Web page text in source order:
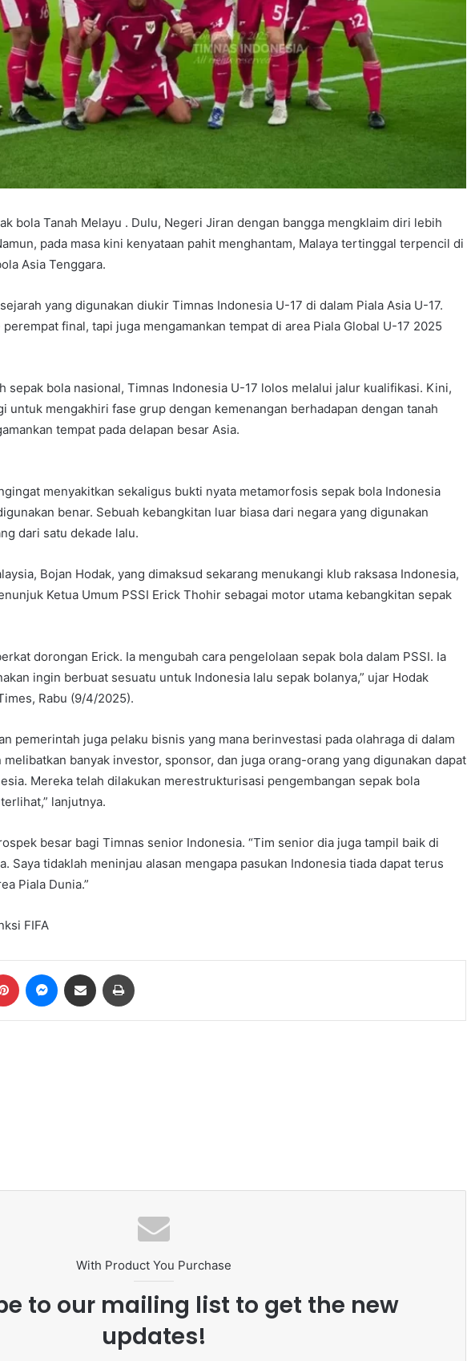
bola Tanah Melayu . Dulu, Negeri Jiran dengan bangga mengklaim diri lebih
pada masa kini kenyataan pahit menghantam, Malaya tertinggal terpencil di
Asia Tenggara.
yang digunakan diukir Timnas Indonesia U-17 di dalam Piala Asia U-17.
final, tapi juga mengamankan tempat di area Piala Global U-17 2025
sepak bola nasional, Timnas Indonesia U-17 lolos melalui jalur kualifikasi. Kini,
untuk mengakhiri fase grup dengan kemenangan berhadapan dengan tanah
tempat pada delapan besar Asia.
menyakitkan sekaligus bukti nyata metamorfosis sepak bola Indonesia
benar. Sebuah kebangkitan luar biasa dari negara yang digunakan
dari satu dekade lalu.
Bojan Hodak, yang dimaksud sekarang menukangi klub raksasa Indonesia,
Ketua Umum PSSI Erick Thohir sebagai motor utama kebangkitan sepak
dorongan Erick. Ia mengubah cara pengelolaan sepak bola dalam PSSI. Ia
ingin berbuat sesuatu untuk Indonesia lalu sepak bolanya,” ujar Hodak
Rabu (9/4/2025).
pemerintah juga pelaku bisnis yang mana berinvestasi pada olahraga di dalam
banyak investor, sponsor, dan juga orang-orang yang digunakan dapat
Mereka telah dilakukan merestrukturisasi pengembangan sepak bola
lanjutnya.
besar bagi Timnas senior Indonesia. “Tim senior dia juga tampil baik di
Saya tidaklah meninjau alasan mengapa pasukan Indonesia tiada dapat terus
Piala Dunia.”
FIFA
With Product You Purchase
to our mailing list to get the new
updates!